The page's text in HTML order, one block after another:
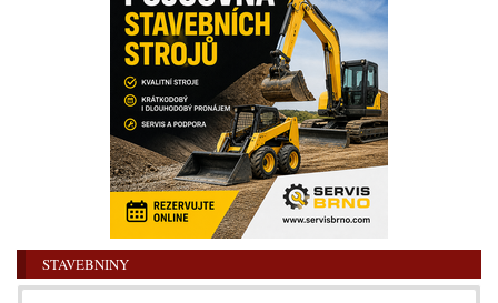
STAVEBNINY